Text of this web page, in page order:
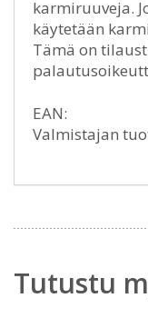
karmiruuveja.
käytetään
Tämä on
EAN:
Valmistajan
Tutustu